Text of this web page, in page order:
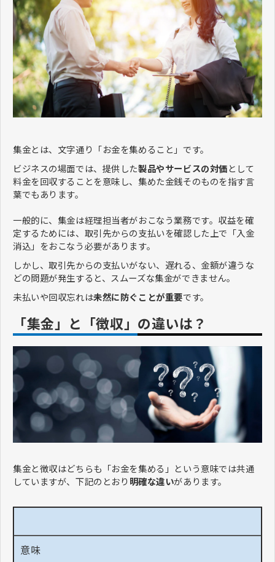
集金とは、文字通り「お金を集めること」です。
ビジネスの場面では、提供した製品やサービスの対価として
料金を回収することを意味し、集めた金銭そのものを指す言
葉でもあります。
一般的に、集金は経理担当者がおこなう業務です。収益を確
定するためには、取引先からの支払いを確認した上で「入金
消込」をおこなう必要があります。
しかし、取引先からの支払いがない、遅れる、金額が違うな
どの問題が発生すると、スムーズな集金ができません。
未払いや回収忘れは未然に防ぐことが重要です。
「集金」と「徴収」の違いは？
集金と徴収はどちらも「お金を集める」という意味では共通
していますが、下記のとおり明確な違いがあります。
意味